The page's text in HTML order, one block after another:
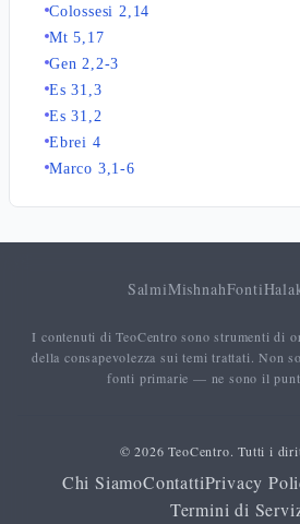
Colossesi 2,14
Mt 5,17
Gen 2,2-3
Es 31,3
Es 31,2
Ebrei 4
Marco 3,1-6
SalmiMishnahFonti
I contenuti di TeoCentro sono strumenti di
della consapevolezza sui temi trattati. Non
fonti primarie — ne sono il
© 2026 TeoCentro. Tutti i
Chi SiamoContattiPrivacy
Termini di